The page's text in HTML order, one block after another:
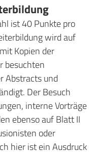
ist 40 Punkte pro
wird auf
Kopien der
besuchten
Abstracts und
Der Besuch
interne Vorträge
ebenso auf Blatt II
oder
hier ist ein Ausdruck